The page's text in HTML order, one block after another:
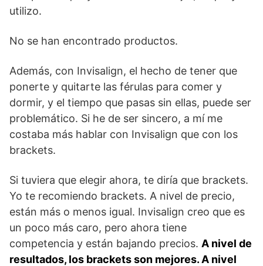
utilizo.
No se han encontrado productos.
Además, con Invisalign, el hecho de tener que
ponerte y quitarte las férulas para comer y
dormir, y el tiempo que pasas sin ellas, puede ser
problemático. Si he de ser sincero, a mí me
costaba más hablar con Invisalign que con los
brackets.
Si tuviera que elegir ahora, te diría que brackets.
Yo te recomiendo brackets. A nivel de precio,
están más o menos igual. Invisalign creo que es
un poco más caro, pero ahora tiene
competencia y están bajando precios. A nivel de
resultados, los brackets son mejores. A nivel